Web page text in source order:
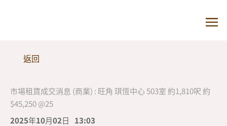
返回
市場租賃成交消息 (商業) : 旺角 琪恆中心 503室 約1,810呎 約
$45,250 @25
2025年10月02日
13:03